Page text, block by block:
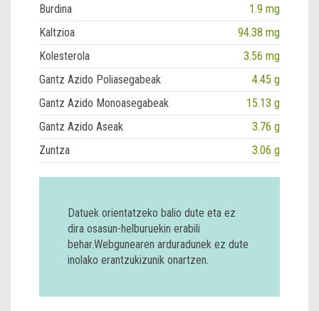
Burdina
1.9 mg
Kaltzioa
94.38 mg
Kolesterola
3.56 mg
Gantz Azido Poliasegabeak
4.45 g
Gantz Azido Monoasegabeak
15.13 g
Gantz Azido Aseak
3.76 g
Zuntza
3.06 g
Datuek orientatzeko balio dute eta ez
dira osasun-helburuekin erabili
behar.Webgunearen arduradunek ez dute
inolako erantzukizunik onartzen.